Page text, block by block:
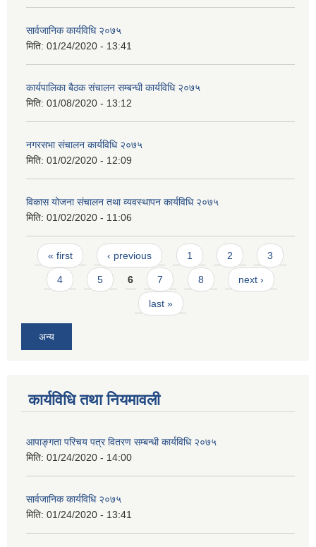
सार्वजानिक कार्यविधि २०७५
मिति: 01/24/2020 - 13:41
कार्यपालिका बैठक संचालन सम्बन्धी कार्यविधि २०७५
मिति: 01/08/2020 - 13:12
नगरसभा संचालन कार्यविधि २०७५
मिति: 01/02/2020 - 12:09
विकास योजना संचालन तथा व्यवस्थापन कार्यविधि २०७५
मिति: 01/02/2020 - 11:06
Pages
« first ‹ previous 1 2 3
4 5 6 7 8 next ›
last »
अन्य
कार्यविधि तथा नियमावली
आपाङ्गता परिचय पत्र वितरण सम्बन्धी कार्यविधि २०७५
मिति: 01/24/2020 - 14:00
सार्वजानिक कार्यविधि २०७५
मिति: 01/24/2020 - 13:41